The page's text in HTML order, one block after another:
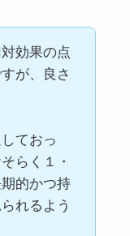
効果の点
が、良さ
ておっ
らく１・
的かつ持
れるよう